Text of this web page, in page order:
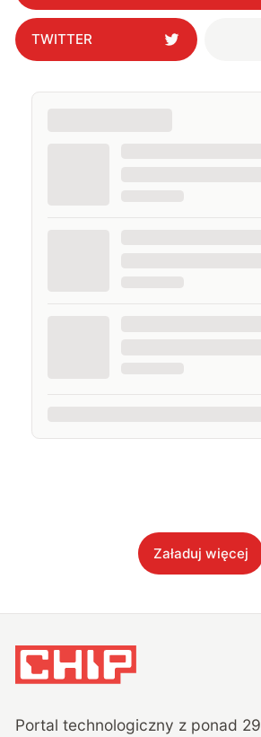
TWITTER
Załaduj więcej
Portal technologiczny z ponad 29